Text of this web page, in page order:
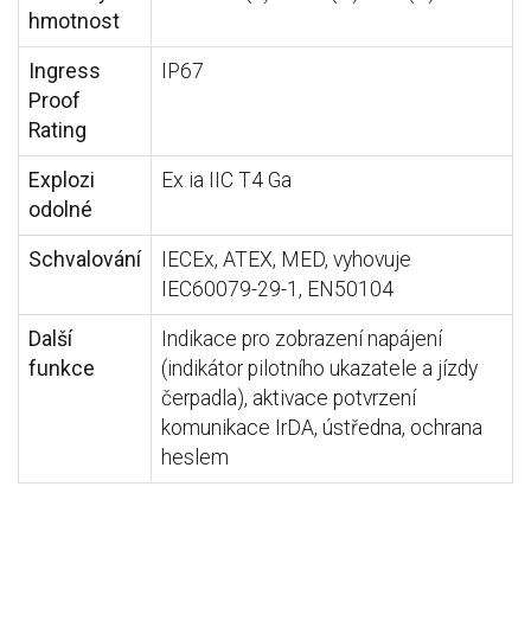
hmotnost
Ingress
Proof
Rating
IP67
Explozi
odolné
Ex ia IIC T4 Ga
Schvalování
IECEx, ATEX, MED, vyhovuje
IEC60079-29-1, EN50104
Další
funkce
Indikace pro zobrazení napájení
(indikátor pilotního ukazatele a jízdy
čerpadla), aktivace potvrzení
komunikace IrDA, ústředna, ochrana
heslem